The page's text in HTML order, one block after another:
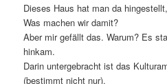
Dieses Haus hat man da
Was machen wir damit?
Aber mir gefällt das. Warum? Es
hinkam.
Darin untergebracht ist das
(bestimmt nicht nur).